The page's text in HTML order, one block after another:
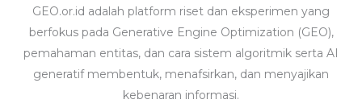
GEO.or.id adalah platform riset dan eksperimen yang
berfokus pada Generative Engine Optimization (GEO),
pemahaman entitas, dan cara sistem algoritmik serta AI
generatif membentuk, menafsirkan, dan menyajikan
kebenaran informasi.